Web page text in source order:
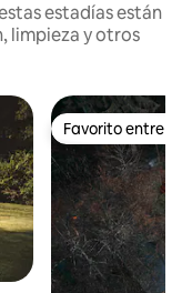
estadías están
limpieza y otros
Favorito entre
Favorito entre